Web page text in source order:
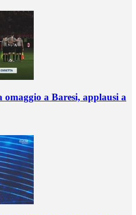
a Baresi, applausi a